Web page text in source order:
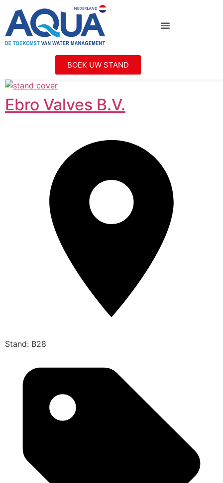
BOEK UW STAND
Ebro Valves B.V.
Stand: B28